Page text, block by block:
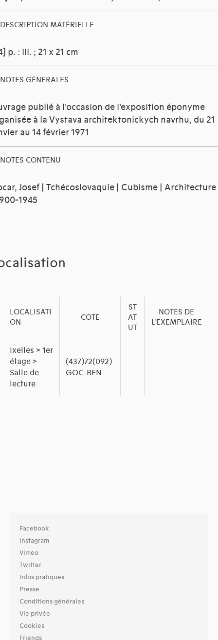
DESCRIPTION MATÉRIELLE
p. : ill. ; 21 x 21 cm
NOTES GÉNERALES
publié à l'occasion de l'exposition éponyme
à la Vystava architektonickych navrhu, du 21
au 14 février 1971
NOTES CONTENU
Josef | Tchécoslovaquie | Cubisme | Architecture
1945
LOCALISATI
ON
COTE
ST
AT
UT
NOTES DE
L'EXEMPLAIRE
Ixelles > 1er
étage >
Salle de
lecture
(437)72(092)
GOC-BEN
Facebook
Instagram
Vimeo
Twitter
Infos pratiques
Presse
Conditions générales
Vie privée
Cookies
Friends